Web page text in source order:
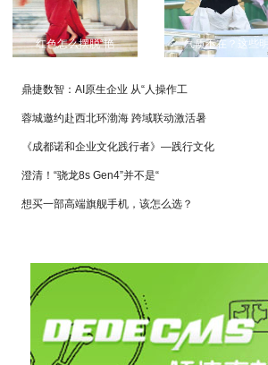
红色怎么摆脱“艳 气质不在？这些明
鼎捷数智：AI原生企业 从“人操作工
蓉城邀约赴西北环渤海 跨域联动激活暑
《成都诺和企业文化践行者》—践行文化
澄清！“骁龙8s Gen4”并不是“
想买一部高端旗舰手机，该怎么选？